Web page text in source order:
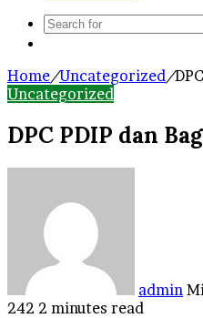
Home/Uncategorized/
Uncategorized
DPC PDIP dan
admin
242 2 minutes read